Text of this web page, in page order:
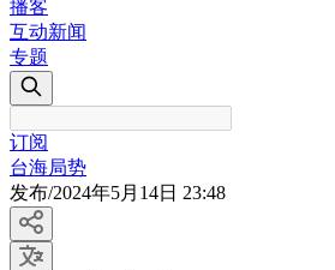
播客
互动新闻
专题
订阅
台海局势
发布/2024年5月14日 23:48